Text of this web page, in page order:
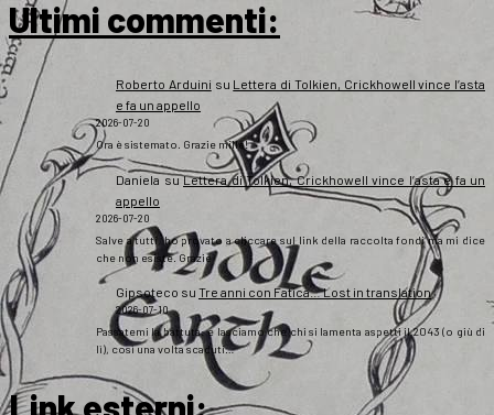
Ultimi commenti:
Roberto Arduini su Lettera di Tolkien, Crickhowell vince l’asta
e fa un appello
2026-07-20
Ora è sistemato. Grazie mille!
DanielasuLettera di Tolkien, Crickhowell vince l’asta e fa un
appello
2026-07-20
Salve a tutti, ho provato a cliccare sul link della raccolta fondi ma mi dice
che non esiste. Grazie
Gipsoteco su Tre anni con Fatica… Lost in translation
2026-07-10
Passatemi la battuta: e lasciamo che chi si lamenta aspetti il 2043 (o giù di
lì), così una volta scaduti…
Link esterni: